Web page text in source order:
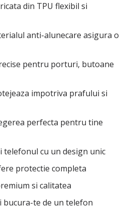
din TPU flexibil si
anti-alunecare asigura o
pentru porturi, butoane
impotriva prafului si
perfecta pentru tine
telefonul cu un design unic
protectie completa
si calitatea
bucura-te de un telefon